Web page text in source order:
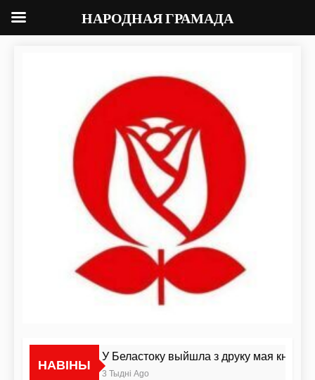
НАВІНЫ
У Беластоку выйшла з друку мая кніга
3 Тыдні Ago
НАРОДНАЯ ГРАМАДА